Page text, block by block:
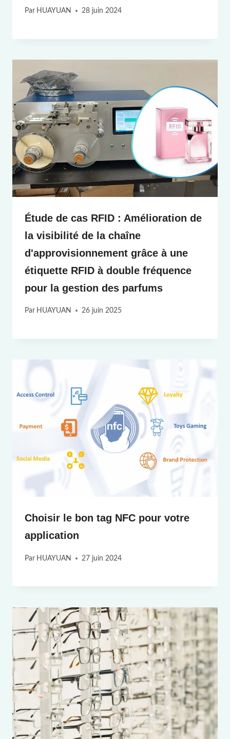
Par HUAYUAN 28 juin 2024
Étude de cas RFID : Amélioration de
la visibilité de la chaîne
d'approvisionnement grâce à une
étiquette RFID à double fréquence
pour la gestion des parfums
Par HUAYUAN 26 juin 2025
Choisir le bon tag NFC pour votre
application
Par HUAYUAN 27 juin 2024